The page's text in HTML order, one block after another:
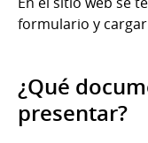
formulario y
¿Qué
presentar?